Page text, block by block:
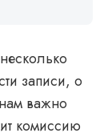
записи, о
важно
комиссию